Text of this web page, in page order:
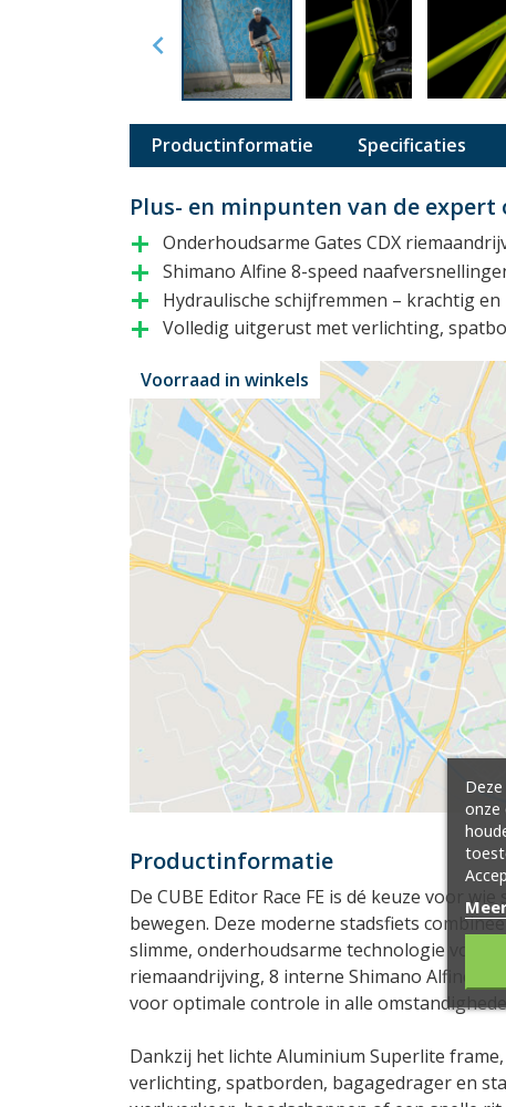

Productinformatie Specificaties
Plus- en minpunten van de expert
add Onderhoudsarme Gates CDX
add Shimano Alfine 8-speed
add Hydraulische schijfremmen – krachtig
add Volledig uitgerust met verlichting,
Voorraad in winkels
Productinformatie
De CUBE Editor Race FE is dé keuze voor
bewegen. Deze moderne stadsfiets
slimme, onderhoudsarme technologie voor
riemaandrijving, 8 interne Shimano Alfine
voor optimale controle in alle
Dankzij het lichte Aluminium Superlite
verlichting, spatborden, bagagedrager en
onze